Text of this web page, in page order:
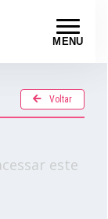
MENU
Voltar
este